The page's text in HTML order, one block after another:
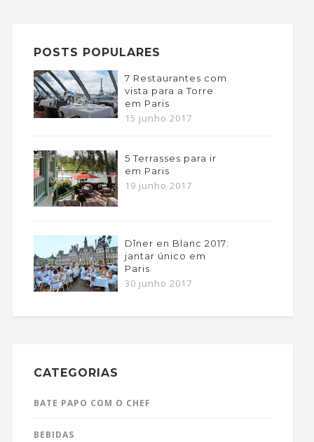
POSTS POPULARES
7 Restaurantes com
vista para a Torre
em Paris
15 junho 2017
5 Terrasses para ir
em Paris
19 junho 2017
Dîner en Blanc 2017:
jantar único em
Paris
30 junho 2017
CATEGORIAS
BATE PAPO COM O CHEF
BEBIDAS